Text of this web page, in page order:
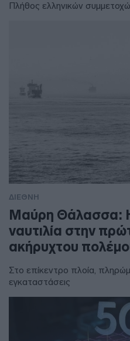
Πλήθος ελληνικών
ΔΙΕΘΝΗ
Μαύρη Θάλασσα:
ναυτιλία στην
ακήρυχτου
Στο επίκεντρο πλοία,
εγκαταστάσεις